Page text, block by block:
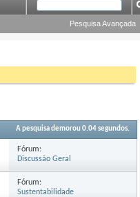
Pesquisa Avançada
A pesquisa demorou0.04segundos.
17:02Fórum:
Discussão Geral
14:38Fórum:
Sustentabilidade